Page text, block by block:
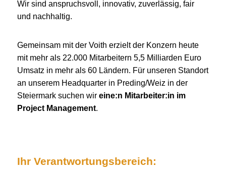
Wir sind anspruchsvoll, innovativ, zuverlässig, fair
und nachhaltig.
Gemeinsam mit der Voith erzielt der Konzern heute
mit mehr als 22.000 Mitarbeitern 5,5 Milliarden Euro
Umsatz in mehr als 60 Ländern. Für unseren Standort
an unserem Headquarter in Preding/Weiz in der
Steiermark suchen wir eine:n Mitarbeiter:in im
Project Management.
Ihr Verantwortungsbereich: